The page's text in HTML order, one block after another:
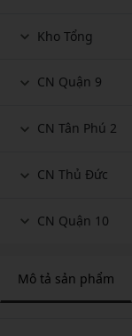
Kho Tổng
CN Quận 9
CN Tân Phú 2
CN Thủ Đức
CN Quận 10
Mô tả sản phẩm